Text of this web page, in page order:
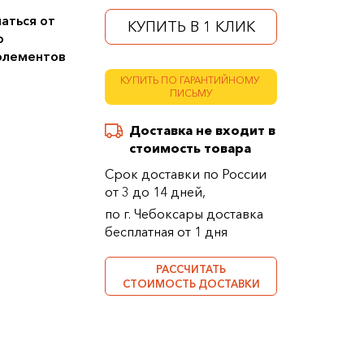
КУПИТЬ В 1 КЛИК
КУПИТЬ ПО ГАРАНТИЙНОМУ
ПИСЬМУ
Доставка не входит в
стоимость товара
Срок доставки по России
от 3 до 14 дней,
по г. Чебоксары доставка
бесплатная от 1 дня
РАССЧИТАТЬ
СТОИМОСТЬ ДОСТАВКИ
от